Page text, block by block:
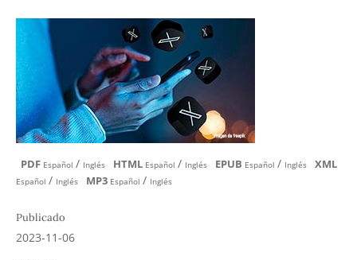
PDF Español / Inglés HTML Español / Inglés EPUB Español / Inglés XML
Español / Inglés MP3 Español / Inglés
Publicado
2023-11-06